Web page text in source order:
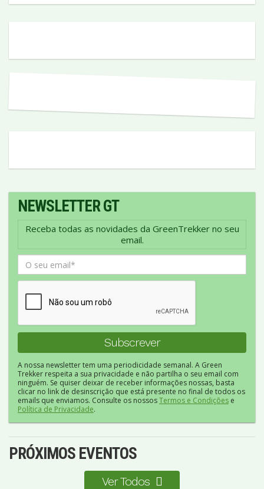
NEWSLETTER GT
Receba todas as novidades da GreenTrekker no seu
email.
A nossa newsletter tem uma periodicidade semanal. A Green
Trekker respeita a sua privacidade e não partilha o seu email com
ninguém. Se quiser deixar de receber informações nossas, basta
clicar no link de desinscrição que está presente no final de todos os
emails que enviamos. Consulte os nossosTermos e Condições e
Política de Privacidade.
PRÓXIMOS EVENTOS
Ver Todos